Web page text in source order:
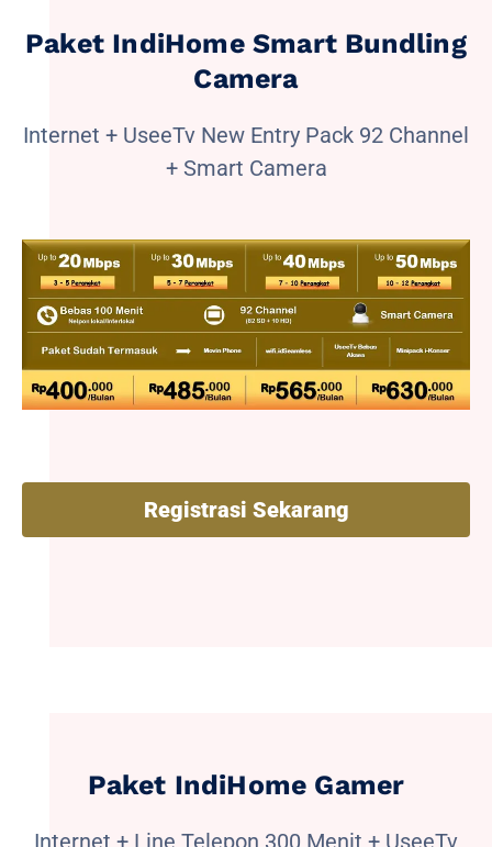
Paket IndiHome Smart Bundling
Camera
Internet + UseeTv New Entry Pack 92 Channel
+ Smart Camera
Registrasi Sekarang
Paket IndiHome Gamer
Internet + Line Telepon 300 Menit + UseeTv